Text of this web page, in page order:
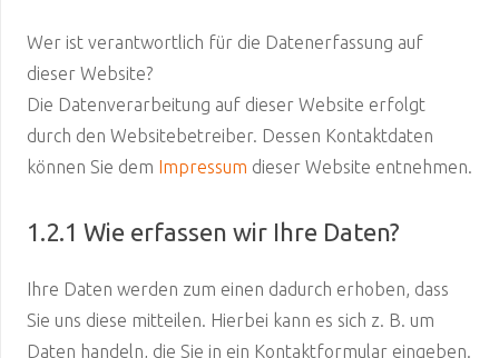
Wer ist verantwortlich für die Datenerfassung auf
dieser Website?
Die Datenverarbeitung auf dieser Website erfolgt
durch den Websitebetreiber. Dessen Kontaktdaten
können Sie dem Impressum dieser Website entnehmen.
1.2.1 Wie erfassen wir Ihre Daten?
Ihre Daten werden zum einen dadurch erhoben, dass
Sie uns diese mitteilen. Hierbei kann es sich z. B. um
Daten handeln, die Sie in ein Kontaktformular eingeben.